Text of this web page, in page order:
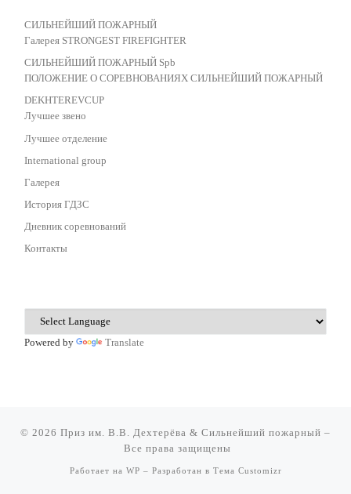
СИЛЬНЕЙШИЙ ПОЖАРНЫЙ
Галерея STRONGEST FIREFIGHTER
СИЛЬНЕЙШИЙ ПОЖАРНЫЙ Spb
ПОЛОЖЕНИЕ О СОРЕВНОВАНИЯХ СИЛЬНЕЙШИЙ ПОЖАРНЫЙ
DEKHTEREVCUP
Лучшее звено
Лучшее отделение
International group
Галерея
История ГДЗС
Дневник соревнований
Контакты
Powered by Translate
© 2026 Приз им. В.В. Дехтерёва & Сильнейший пожарный –
Все права защищены
Работает на WP – Разработан в Тема Customizr